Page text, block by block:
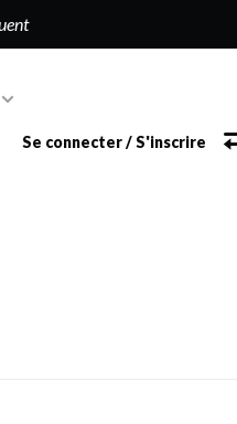
Se connecter / S'inscrire